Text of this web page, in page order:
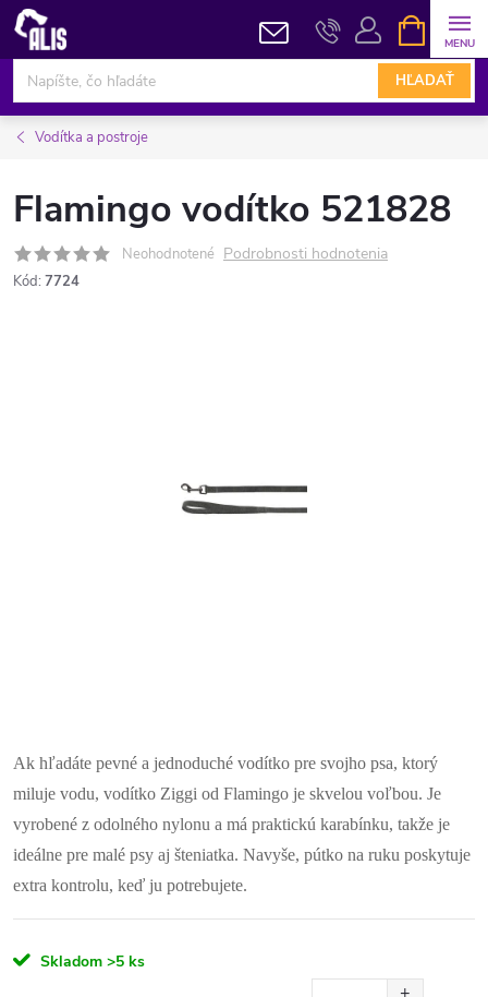
Prejsť
obsah
HĽADAŤ
KOŠÍK
Vodítka a postroje
Flamingo vodítko 521828
Neohodnotené Podrobnosti hodnotenia
Kód: 7724
Ak hľadáte pevné a jednoduché vodítko pre svojho psa, ktorý
miluje vodu, vodítko Ziggi od Flamingo je skvelou voľbou. Je
vyrobené z odolného nylonu a má praktickú karabínku, takže je
ideálne pre malé psy aj šteniatka. Navyše, pútko na ruku poskytuje
extra kontrolu, keď ju potrebujete.
Skladom >5 ks